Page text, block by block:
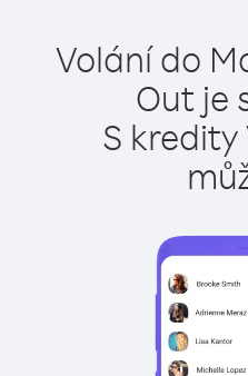
Volání do
Out je
S